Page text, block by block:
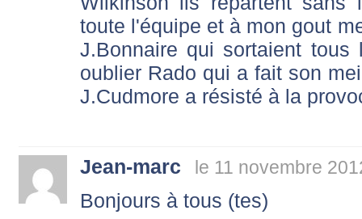
toute l'équipe et à mon gout
J.Bonnaire qui sortaient
oublier Rado qui a fait son
J.Cudmore a résisté à la
Jean-marc le 11 novembre
Bonjours à tous (tes)